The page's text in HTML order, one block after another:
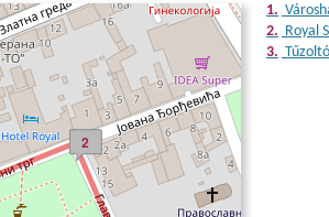
2
1.
2. Royal
3.